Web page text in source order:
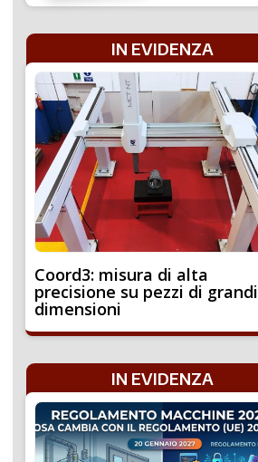
IN EVIDENZA
Coord3: misura di alta
precisione su pezzi di grandi
dimensioni
IN EVIDENZA